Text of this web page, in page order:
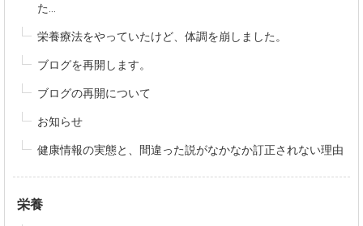
た...
栄養療法をやっていたけど、体調を崩しました。
ブログを再開します。
ブログの再開について
お知らせ
健康情報の実態と、間違った説がなかなか訂正されない理由
栄養